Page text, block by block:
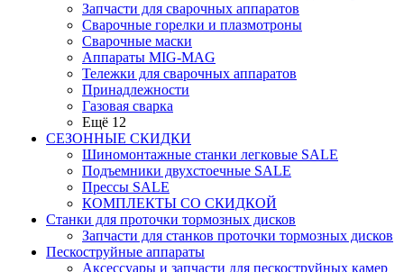
Запчасти для сварочных аппаратов
Сварочные горелки и плазмотроны
Сварочные маски
Аппараты MIG-MAG
Тележки для сварочных аппаратов
Принадлежности
Газовая сварка
Ещё 12
СЕЗОННЫЕ СКИДКИ
Шиномонтажные станки легковые SALE
Подъемники двухстоечные SALE
Прессы SALE
КОМПЛЕКТЫ СО СКИДКОЙ
Станки для проточки тормозных дисков
Запчасти для станков проточки тормозных дисков
Пескоструйные аппараты
Аксессуары и запчасти для пескоструйных камер